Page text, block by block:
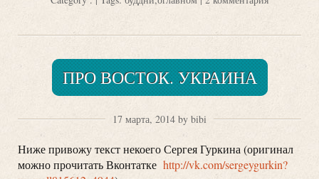
ПРО ВОСТОК. УКРАИНА
17 марта, 2014 by bibi
Ниже привожу текст некоего Сергея Гуркина (оригинал
можно прочитать Вконтатке http://vk.com/sergeygurkin?